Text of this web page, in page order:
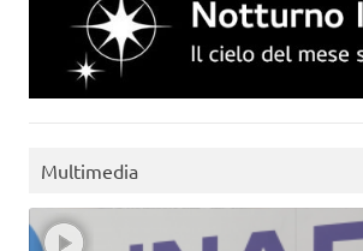
Multimedia